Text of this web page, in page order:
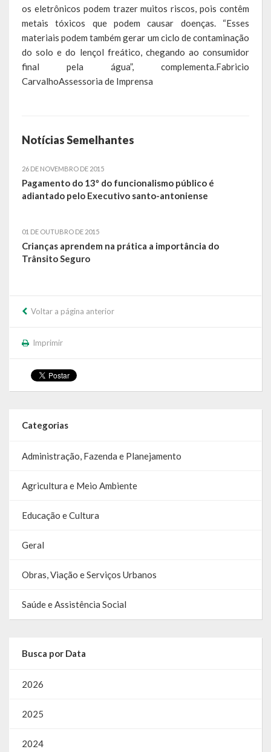
Conselhos Municipais
Planos
Leis Orçamentárias
Leis e Decretos
Editais
Eleições Conselho Tutelar
Contratos
Concurso Público
Processo Seletivo
os eletrônicos podem trazer muitos riscos, pois contêm
metais tóxicos que podem causar doenças. “Esses
materiais podem também gerar um ciclo de contaminação
do solo e do lençol freático, chegando ao consumidor
final pela água”, complementa.Fabricio
CarvalhoAssessoria de Imprensa
Notícias Semelhantes
26 DE NOVEMBRO DE 2015
Pagamento do 13º do funcionalismo público é
adiantado pelo Executivo santo-antoniense
01 DE OUTUBRO DE 2015
Crianças aprendem na prática a importância do
Trânsito Seguro
Voltar a página anterior
Imprimir
Categorias
Administração, Fazenda e Planejamento
Agricultura e Meio Ambiente
Educação e Cultura
Geral
Obras, Viação e Serviços Urbanos
Saúde e Assistência Social
Busca por Data
2026
2025
2024